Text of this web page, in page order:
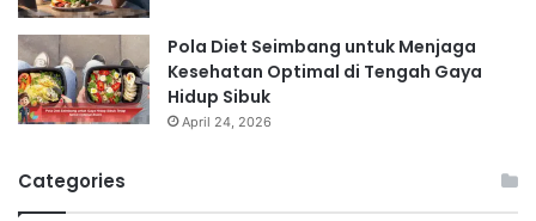
Pola Diet Seimbang untuk Menjaga
Kesehatan Optimal di Tengah Gaya
Hidup Sibuk
April 24, 2026
Categories